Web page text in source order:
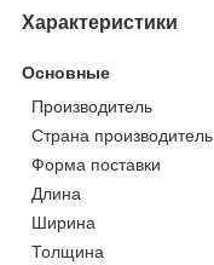
Характеристики
Основные
Производитель
Страна производитель
Форма поставки
Длина
Ширина
Толщина